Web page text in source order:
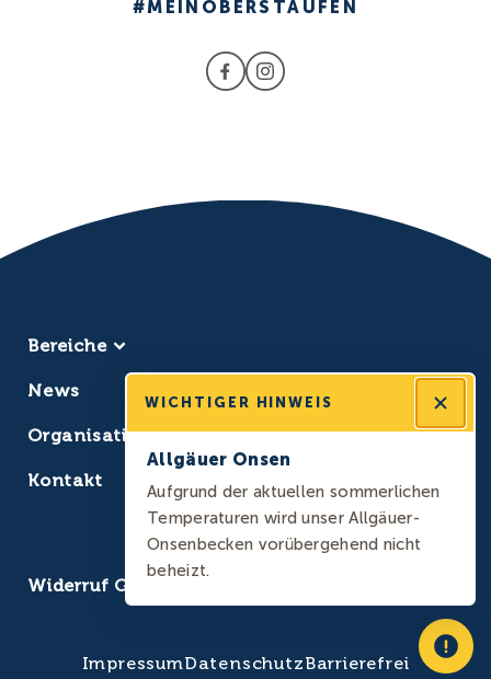
WICHTIGER HINWEIS
Allgäuer Onsen
Aufgrund der aktuellen sommerlichen
Temperaturen wird unser Allgäuer-
Onsenbecken vorübergehend nicht
beheizt.
#MEINOBERSTAUFEN
Bereiche
Erlebnisbad
Massage
News
Organisation
Kontakt
Kontakt
Widerruf Gutschein / Artikel
ImpressumDatenschutzBarrierefrei